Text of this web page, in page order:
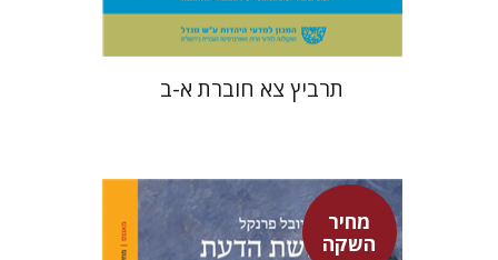
תרביץ צא חוברת א-ב
מחיר
השקהיובל פרנקל